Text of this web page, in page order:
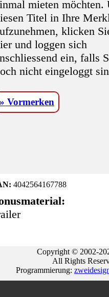
mieten möchten.
Titel in Ihre
klicken
und loggen sich
ein, falls
nicht eingeloggt
» Vormerken
4042564167788
Copyright © 2002-
All Rights
Programmierung: